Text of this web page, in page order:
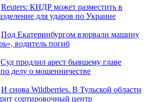
Reuters: КНДР может разместить в
для ударов по Украине
Под Екатеринбургом взорвали машину
водитель погиб
Суд продлил арест бывшему главе
делу о мошенничестве
И снова Wildberries. В Тульской области
сортировочный центр